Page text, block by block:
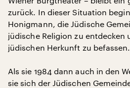
zurück. In dieser Situation
Honigmann, die Jüdische
jüdische Religion zu entdecken
jüdischen Herkunft zu befassen.
Als sie 1984 dann auch in den
sie sich der Jüdischen